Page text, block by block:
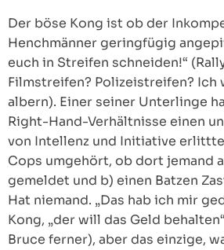
Der böse Kong ist ob der
Henchmänner geringfügig
euch in Streifen schneiden!“
Filmstreifen? Polizeistreifen? Ich
albern). Einer seiner Unterlinge
Right-Hand-Verhältnisse einen
von Intellenz und Initiative
Cops umgehört, ob dort jemand
gemeldet und b) einen Batzen
Hat niemand. „Das hab ich mir
Kong, „der will das Geld
Bruce ferner), aber das einzige,